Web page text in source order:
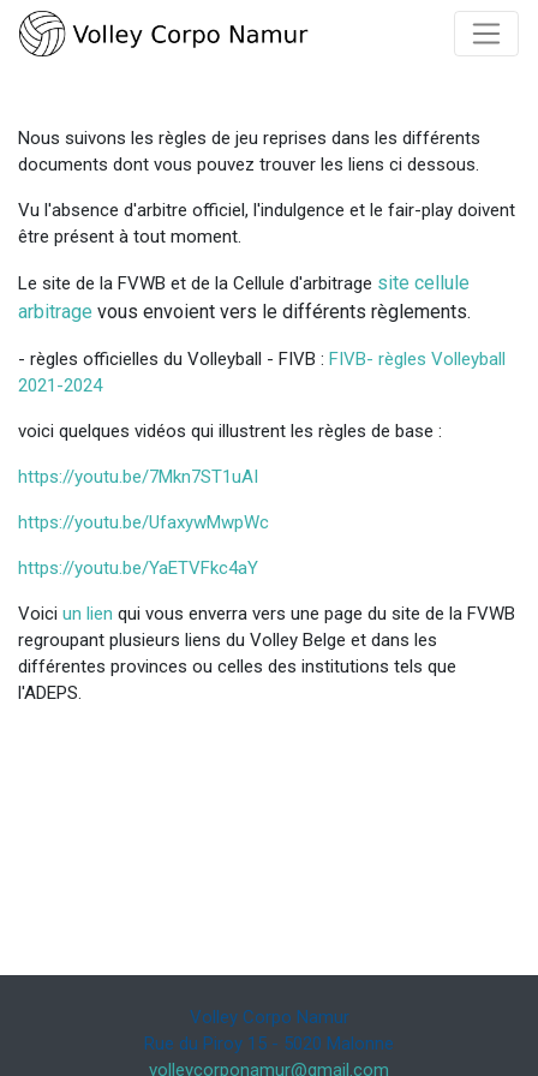
Nous suivons les règles de jeu reprises dans les différents
documents dont vous pouvez trouver les liens ci dessous.
Vu l'absence d'arbitre officiel, l'indulgence et le fair-play doivent
être présent à tout moment.
Le site de la FVWB et de la Cellule d'arbitrage site cellule
arbitrage vous envoient vers le différents règlements.
- règles officielles du Volleyball - FIVB : FIVB- règles Volleyball
2021-2024
voici quelques vidéos qui illustrent les règles de base :
https://youtu.be/7Mkn7ST1uAI
https://youtu.be/UfaxywMwpWc
https://youtu.be/YaETVFkc4aY
Voici un lien qui vous enverra vers une page du site de la FVWB
regroupant plusieurs liens du Volley Belge et dans les
différentes provinces ou celles des institutions tels que
l'ADEPS.
Volley Corpo Namur
Rue du Piroy 15 - 5020 Malonne
volleycorponamur@gmail.com